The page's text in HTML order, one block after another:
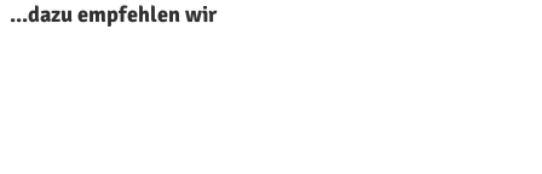
...dazu empfehlen wir